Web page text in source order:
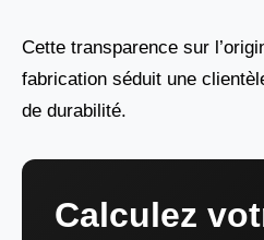
Cette transparence sur
fabrication séduit une
de durabilité.
Calculez